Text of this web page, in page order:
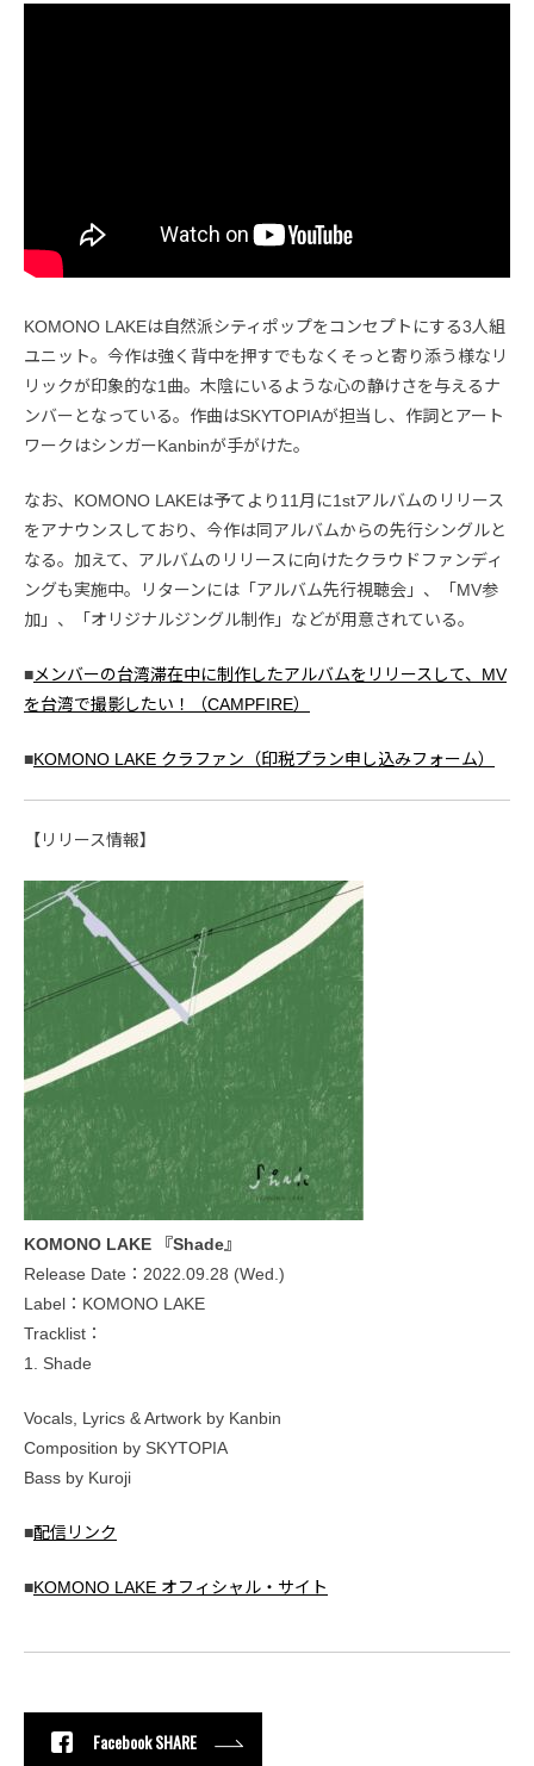
KOMONO LAKEは自然派シティポップをコンセプトにする3人組
ユニット。今作は強く背中を押すでもなくそっと寄り添う様なリ
リックが印象的な1曲。木陰にいるような心の静けさを与えるナ
ンバーとなっている。作曲はSKYTOPIAが担当し、作詞とアート
ワークはシンガーKanbinが手がけた。
なお、KOMONO LAKEは予てより11月に1stアルバムのリリース
をアナウンスしており、今作は同アルバムからの先行シングルと
なる。加えて、アルバムのリリースに向けたクラウドファンディ
ングも実施中。リターンには「アルバム先行視聴会」、「MV参
加」、「オリジナルジングル制作」などが用意されている。
■メンバーの台湾滞在中に制作したアルバムをリリースして、MV
を台湾で撮影したい！（CAMPFIRE）
■KOMONO LAKE クラファン（印税プラン申し込みフォーム）
【リリース情報】
KOMONO LAKE 『Shade』
Release Date：2022.09.28 (Wed.)
Label：KOMONO LAKE
Tracklist：
1. Shade
Vocals, Lyrics & Artwork by Kanbin
Composition by SKYTOPIA
Bass by Kuroji
■配信リンク
■KOMONO LAKE オフィシャル・サイト
Facebook SHARE